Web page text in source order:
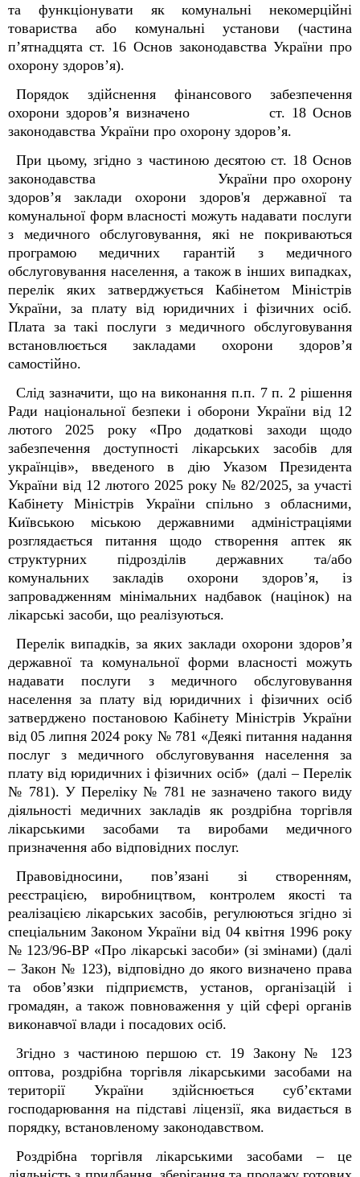
та функціонувати як комунальні некомерційні
товариства або комунальні установи (частина
п’ятнадцята ст. 16 Основ законодавства України про
охорону здоров’я).
Порядок здійснення фінансового забезпечення
охорони здоров’я визначено ст. 18 Основ
законодавства України про охорону здоров’я.
При цьому, згідно з частиною десятою ст. 18 Основ
законодавства України про охорону
здоров’я заклади охорони здоров'я державної та
комунальної форм власності можуть надавати послуги
з медичного обслуговування, які не покриваються
програмою медичних гарантій з медичного
обслуговування населення, а також в інших випадках,
перелік яких затверджується Кабінетом Міністрів
України, за плату від юридичних і фізичних осіб.
Плата за такі послуги з медичного обслуговування
встановлюється закладами охорони здоров’я
самостійно.
Слід зазначити, що на виконання п.п. 7 п. 2 рішення
Ради національної безпеки і оборони України від 12
лютого 2025 року «Про додаткові заходи щодо
забезпечення доступності лікарських засобів для
українців», введеного в дію Указом Президента
України від 12 лютого 2025 року № 82/2025, за участі
Кабінету Міністрів України спільно з обласними,
Київською міською державними адміністраціями
розглядається питання щодо створення аптек як
структурних підрозділів державних та/або
комунальних закладів охорони здоров’я, із
запровадженням мінімальних надбавок (націнок) на
лікарські засоби, що реалізуються.
Перелік випадків, за яких заклади охорони здоров’я
державної та комунальної форми власності можуть
надавати послуги з медичного обслуговування
населення за плату від юридичних і фізичних осіб
затверджено постановою Кабінету Міністрів України
від 05 липня 2024 року № 781 «Деякі питання надання
послуг з медичного обслуговування населення за
плату від юридичних і фізичних осіб» (далі – Перелік
№ 781). У Переліку № 781 не зазначено такого виду
діяльності медичних закладів як роздрібна торгівля
лікарськими засобами та виробами медичного
призначення або відповідних послуг.
Правовідносини, пов’язані зі створенням,
реєстрацією, виробництвом, контролем якості та
реалізацією лікарських засобів, регулюються згідно зі
спеціальним Законом України від 04 квітня 1996 року
№ 123/96-ВР «Про лікарські засоби» (зі змінами) (далі
– Закон № 123), відповідно до якого визначено права
та обов’язки підприємств, установ, організацій і
громадян, а також повноваження у цій сфері органів
виконавчої влади і посадових осіб.
Згідно з частиною першою ст. 19 Закону № 123
оптова, роздрібна торгівля лікарськими засобами на
території України здійснюється суб’єктами
господарювання на підставі ліцензії, яка видається в
порядку, встановленому законодавством.
Роздрібна торгівля лікарськими засобами – це